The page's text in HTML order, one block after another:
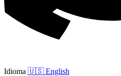
Idioma 🇺🇸 English